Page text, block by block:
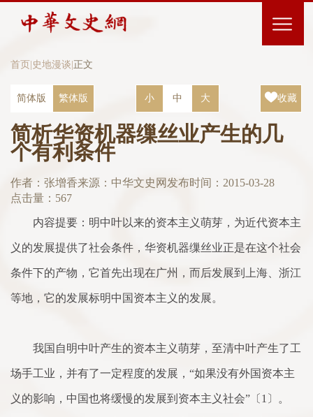
首页 史地漫谈 正文
简体版 繁体版 小 中 大 收藏
简析华资机器缫丝业产生的几
个有利条件
作者：张增香来源：中华文史网 发布时间：2015-03-28
点击量： 567
内容提要：明中叶以来的资本主义萌芽，为近代资本主
义的发展提供了社会条件，华资机器缫丝业正是在这个社会
条件下的产物，它首先出现在广州，而后发展到上海、浙江
等地，它的发展标明中国资本主义的发展。
我国自明中叶产生的资本主义萌芽，至清中叶产生了工
场手工业，并有了一定程度的发展，“如果没有外国资本主
义的影响，中国也将缓慢的发展到资本主义社会”〔1〕。